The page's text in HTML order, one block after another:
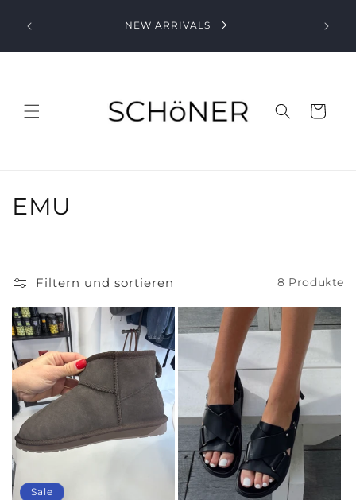
Inhalt
NEW ARRIVALS
Warenkorb
K
g
o
r
i
e
:
EMU
Filtern und sortieren 8 Produkte
Sale